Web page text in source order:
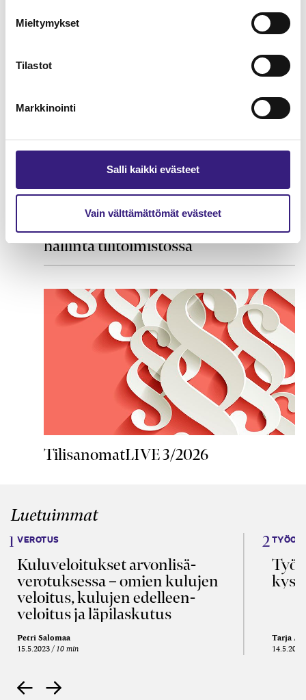
Mieltymykset
Tilastot
Markkinointi
Salli kaikki evästeet
Vain välttämättömät evästeet
Konsernitilinpäätöksen perusteet
Varautuminen ja jatkuvuuden
hallinta tilitoimistossa
TilisanomatLIVE 3/2026
Luetuimmat
VEROTUS
Kulu­veloitukset arvon­lisä­
verotuksessa – omien kulujen
veloitus, kulujen edelleen­
veloitus ja läpi­laskutus
Petri Salomaa
15.5.2023 10 min
Tarja
14.5.2021